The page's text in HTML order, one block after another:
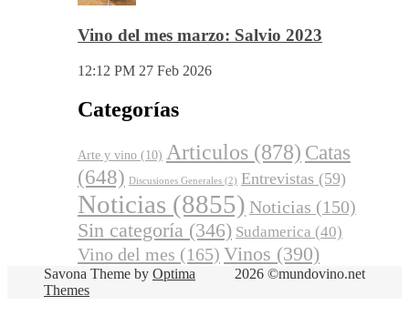
Vino del mes marzo: Salvio 2023
12:12 PM 27 Feb 2026
Categorías
Arte y vino (10) Articulos (878) Catas
(648) Discusiones Generales (2) Entrevistas (59)
Noticias (8855) Noticias (150)
Sin categoría (346) Sudamerica (40)
Vino del mes (165) Vinos (390)
2026 ©mundovino.net
Savona Theme by Optima
Themes